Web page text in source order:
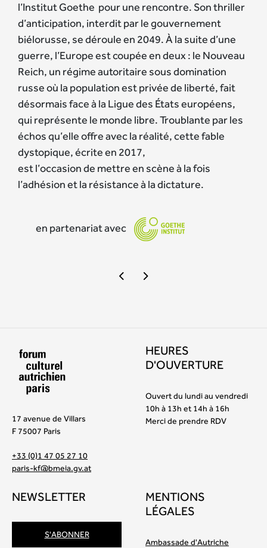
l’Institut Goethe pour une rencontre. Son thriller
d’anticipation, interdit par le gouvernement
biélorusse, se déroule en 2049. À la suite d’une
guerre, l’Europe est coupée en deux : le Nouveau
Reich, un régime autoritaire sous domination
russe où la population est privée de liberté, fait
désormais face à la Ligue des États européens,
qui représente le monde libre. Troublante par les
échos qu’elle offre avec la réalité, cette fable
dystopique, écrite en 2017,
est l’occasion de mettre en scène à la fois
l’adhésion et la résistance à la dictature.
en partenariat avec
17 avenue de Villars
F 75007 Paris
+33 (0)1 47 05 27 10
paris-kf@bmeia.gv.at
HEURES
D'OUVERTURE
Ouvert du lundi au vendredi
10h à 13h et 14h à 16h
Merci de prendre RDV
NEWSLETTER
S'ABONNER
MENTIONS
LÉGALES
Ambassade d'Autriche